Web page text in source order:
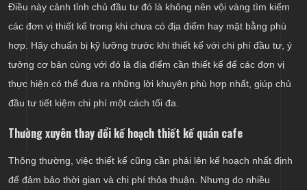
Điều này cảnh tỉnh chủ đầu tư đó là không nên vội vàng tìm kiếm
các đơn vị thiết kế trong khi chưa có địa điểm hay mặt bằng phù
hợp. Hãy chuẩn bị kỹ lưỡng trước khi thiết kế với chi phí đầu tư, ý
tưởng cơ bản cùng với đó là địa điểm cần thiết kế để các đơn vị
thực hiện có thể đưa ra những lời khuyên phù hợp nhất, giúp chủ
đầu tư tiết kiệm chi phí một cách tối đa.
Thường xuyên thay đổi kế hoạch thiết kế quán cafe
Thông thường, việc thiết kế cũng cần phải lên kế hoạch nhất định
để đảm bảo thời gian và chi phí thỏa thuận. Nhưng do nhiều